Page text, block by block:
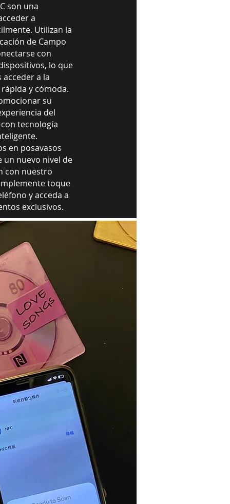
son una
a
Utilizan la
de Campo
con
lo que
a la
y cómoda.
su
del
tecnología
en posavasos
un nuevo nivel de
con nuestro
toque
y acceda a
exclusivos.